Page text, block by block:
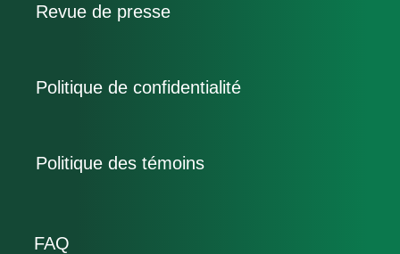
Revue de presse
Politique de confidentialité
Politique des témoins
FAQ